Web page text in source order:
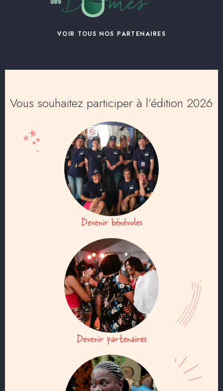
VOIR TOUS NOS PARTENAIRES
Vous souhaitez participer à l’édition 2026
Devenir bénévoles
Devenir partenaires